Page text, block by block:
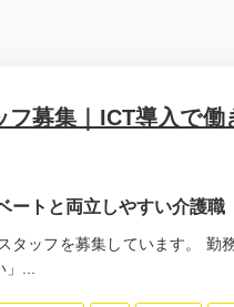
募集｜ICT導入で
ートと両立しやすい介護職
タッフを募集しています。 勤
...